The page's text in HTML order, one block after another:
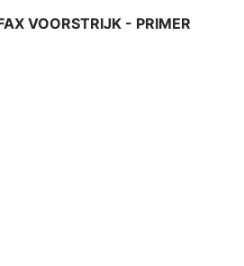
VOORSTRIJK - PRIMER